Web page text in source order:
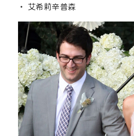
‧ 艾希莉辛普森